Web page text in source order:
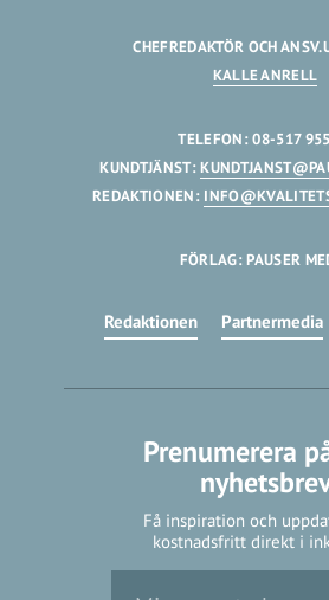
CHEFREDAKTÖR OCH
KALLE ANRELL
TELEFON: 08-517
KUNDTJÄNST:
REDAKTIONEN:
FÖRLAG: PAUSER
Redaktionen Partnermedia
Prenumerera
Få inspiration och
kostnadsfritt direkt i